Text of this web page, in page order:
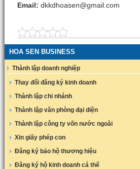
Email: dkkdhoasen@gmail.com
HOA SEN BUSINESS
Thành lập doanh nghiệp
Thay đổi đăng ký kinh doanh
Thành lập chi nhánh
Thành lập văn phòng đại diện
Thành lập công ty vốn nước ngoài
Xin giấy phép con
Đăng ký bảo hộ thương hiệu
Đăng ký hộ kinh doanh cá thể